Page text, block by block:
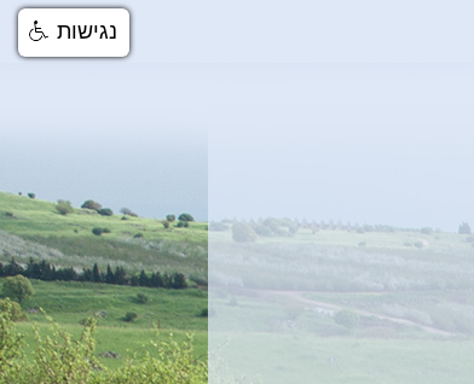
נגישות